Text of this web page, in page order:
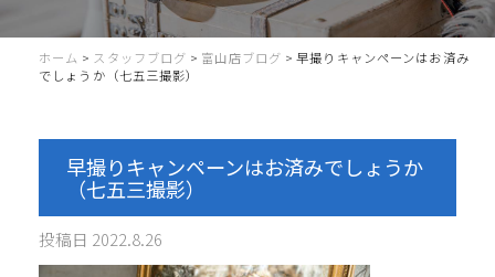
ホーム > スタッフブログ > 富山店ブログ >早撮りキャンペーンはお済み
でしょうか（七五三撮影）
早撮りキャンペーンはお済みでしょうか
（七五三撮影）
投稿日 2022.8.26